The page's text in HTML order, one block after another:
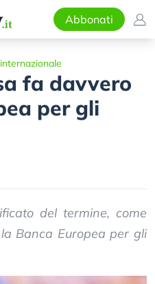
Abbonati
fa davvero
per gli
del termine, come
Banca Europea per gli